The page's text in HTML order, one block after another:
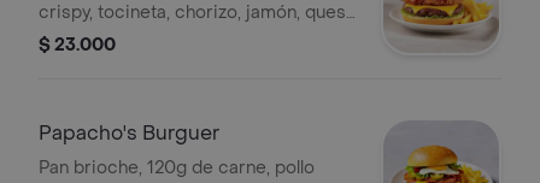
crispy, tocineta, chorizo, jamón, queso
cheddar, pepinillos, vegetales y papas
$ 23.000
Papacho's Burguer
Pan brioche, 120g de carne, pollo